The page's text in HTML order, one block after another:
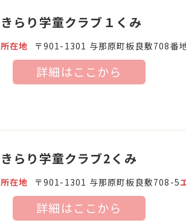
きらり学童クラブ１くみ
所在地 〒901-1301 与那原町板良敷708番
詳細はここから
きらり学童クラブ2くみ
所在地 〒901-1301 与那原町板良敷708-5
詳細はここから